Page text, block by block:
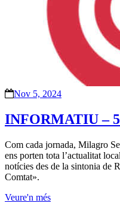
Nov 5, 2024
INFORMATIU –
Com cada jornada, Milagro
ens porten tota l’actualitat
notícies des de la sintonia de
Comtat».
Veure'n més